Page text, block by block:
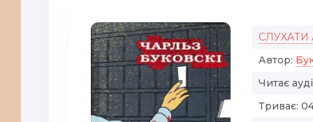
СЛУХАТИ
Автор:
Читає
Триває: